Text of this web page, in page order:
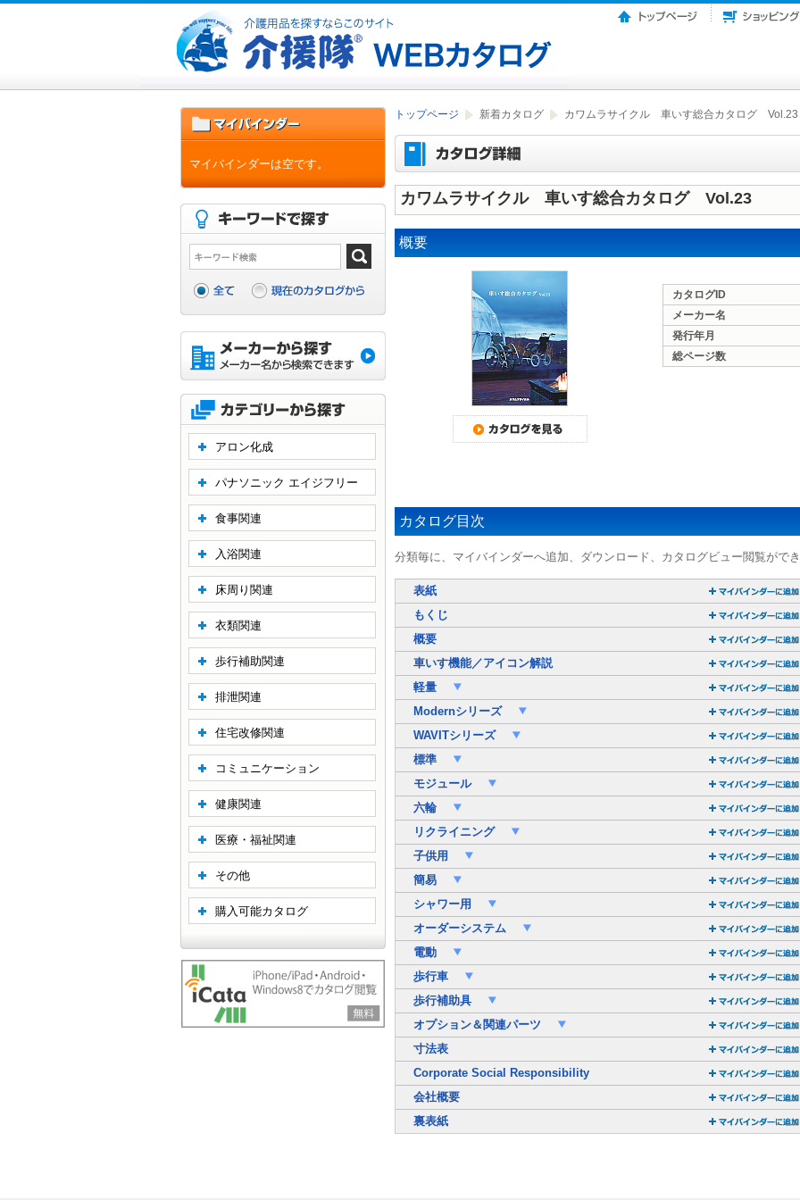
トップページ 新着カタログ カワムラサイクル 車いす総合カタログ Vol.23
カワムラサイクル 車いす総合カタログ Vol.23
概要
カタログID
メーカー名
発行年月
総ページ数
カタログ目次
分類毎に、マイバインダーへ追加、ダウンロード、カタログビュー閲覧がで
表紙
もくじ
概要
車いす機能／アイコン解説
軽量
Modernシリーズ
WAVITシリーズ
標準
モジュール
六輪
リクライニング
子供用
簡易
シャワー用
オーダーシステム
電動
歩行車
歩行補助具
オプション＆関連パーツ
寸法表
Corporate Social Responsibility
会社概要
裏表紙
マイバインダーは空です。
アロン化成
パナソニック エイジフリー
食事関連
入浴関連
床周り関連
衣類関連
歩行補助関連
排泄関連
住宅改修関連
コミュニケーション
健康関連
医療・福祉関連
その他
購入可能カタログ